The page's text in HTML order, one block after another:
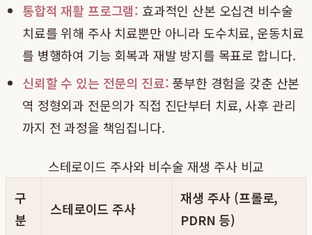
통합적 재활 프로그램: 효과적인 산본 오십견 비수술
치료를 위해 주사 치료뿐만 아니라 도수치료, 운동치료
를 병행하여 기능 회복과 재발 방지를 목표로 합니다.
신뢰할 수 있는 전문의 진료: 풍부한 경험을 갖춘 산본
역 정형외과 전문의가 직접 진단부터 치료, 사후 관리
까지 전 과정을 책임집니다.
스테로이드 주사와 비수술 재생 주사 비교
구
분
스테로이드 주사
재생 주사 (프롤로,
PDRN 등)